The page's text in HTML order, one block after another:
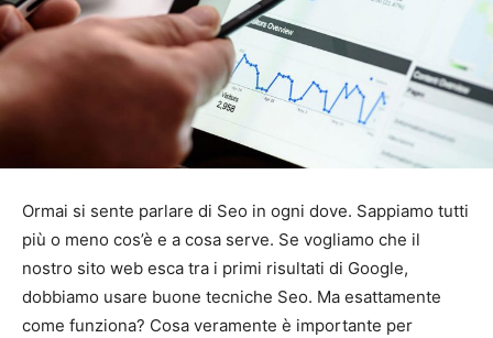
Ormai si sente parlare di Seo in ogni dove. Sappiamo tutti
più o meno cos’è e a cosa serve. Se vogliamo che il
nostro sito web esca tra i primi risultati di Google,
dobbiamo usare buone tecniche Seo. Ma esattamente
come funziona? Cosa veramente è importante per